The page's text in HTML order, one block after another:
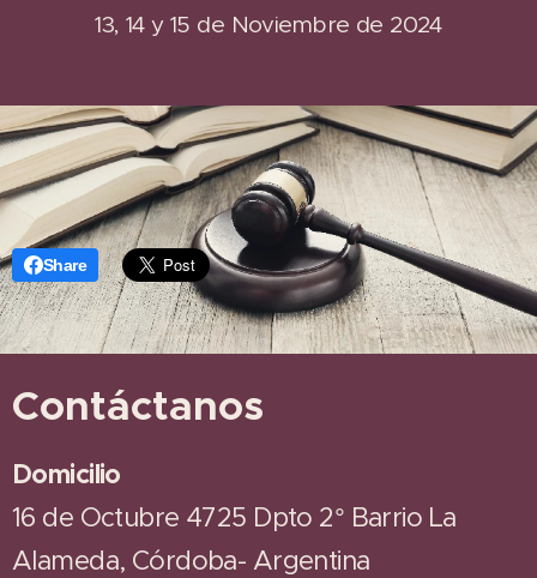
13, 14 y 15 de Noviembre de 2024
Share
Contáctanos
Domicilio
16 de Octubre 4725 Dpto 2° Barrio La
Alameda, Córdoba- Argentina